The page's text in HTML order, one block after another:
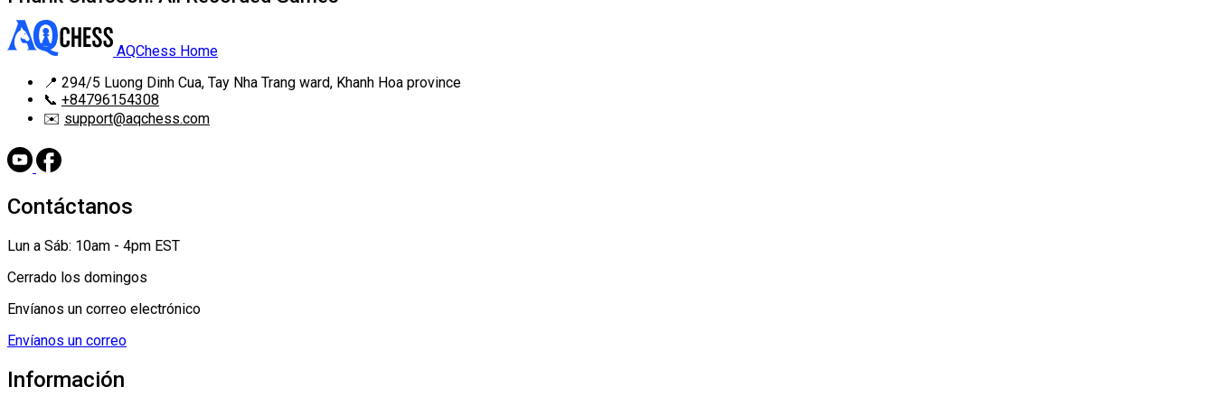
AQChess Home
📍 294/5 Luong Dinh Cua, Tay Nha Trang ward, Khanh Hoa province
📞 +84796154308
✉️ support@aqchess.com
Contáctanos
Lun a Sáb: 10am - 4pm EST
Cerrado los domingos
Envíanos un correo electrónico
Envíanos un correo
Información